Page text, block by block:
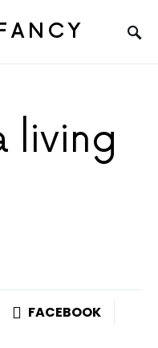
living
FACEBOOK